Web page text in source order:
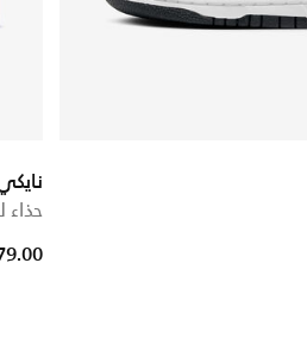
حذاء
from
279.00